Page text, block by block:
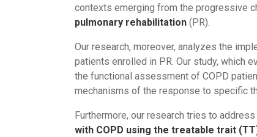
contexts emerging from the progressive
pulmonary rehabilitation (PR).
Our research, moreover, analyzes the
patients enrolled in PR. Our study, which
the functional assessment of COPD
mechanisms of the response to specific
Furthermore, our research tries to
with COPD using the treatable trait